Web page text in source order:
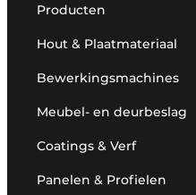
Producten
Hout & Plaatmateriaal
Bewerkingsmachines
Meubel- en deurbeslag
Coatings & Verf
Panelen & Profielen